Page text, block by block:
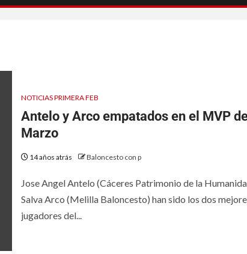
NOTICIAS PRIMERA FEB
Antelo y Arco empatados en el MVP
Marzo
14 años atrás Baloncesto con p
Jose Angel Antelo (Cáceres Patrimonio de la
Salva Arco (Melilla Baloncesto) han sido los dos
jugadores del...